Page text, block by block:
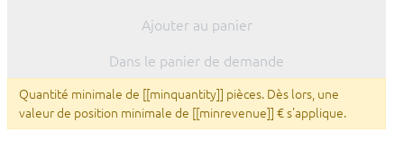
Ajouter au panier
Dans le panier de demande
Quantité minimale de [[minquantity]] pièces. Dès lors, une
valeur de position minimale de [[minrevenue]] € s'applique.